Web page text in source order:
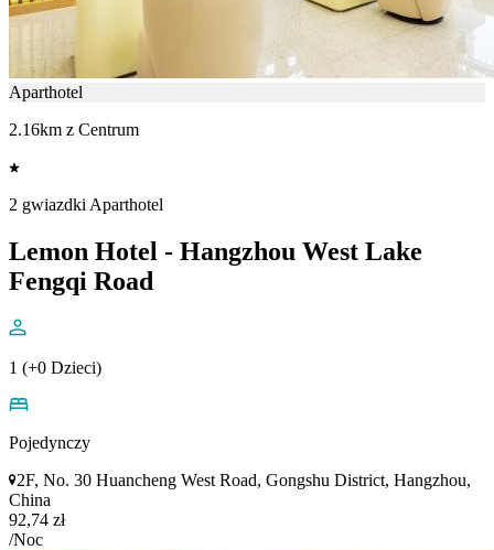
Aparthotel
2.16km z Centrum
2 gwiazdki Aparthotel
Lemon Hotel - Hangzhou West Lake
Fengqi Road
1 (+0 Dzieci)
Pojedynczy
2F, No. 30 Huancheng West Road, Gongshu District, Hangzhou,
China
92,74 zł
/Noc